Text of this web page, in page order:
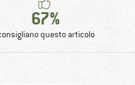
67%
questo articolo